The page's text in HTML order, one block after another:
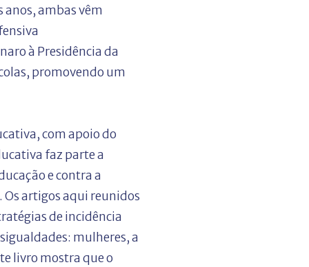
ambas vêm
à Presidência da
promovendo um
com apoio do
faz parte a
e contra a
Os artigos aqui reunidos
de incidência
mulheres, a
livro mostra que o